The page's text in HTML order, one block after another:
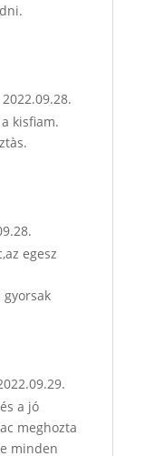
2022.09.28.
kisfiam.
egesz
gyorsak
a jó
meghozta
minden